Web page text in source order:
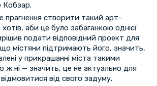
Кобзар.
прагнення створити такий арт-
аби це було забаганкою однієї
подати відповідний проект для
містяни підтримають його, значить,
у прикрашанні міста такими
ні — значить, це не актуально для
від свого задуму.